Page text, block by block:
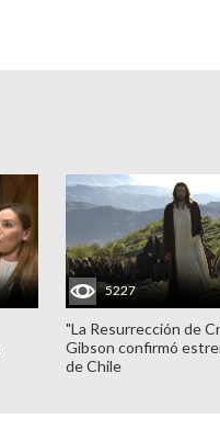
5227
"La Resurrección de
Gibson confirmó
de Chile